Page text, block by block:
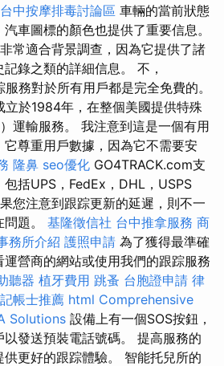
台中按摩排毒討論區 車輛的當前狀態
車圖標的顏色也提供了重要信息。
常適合背景調查，因為它提供了諸
錄之類的詳細信息。 不，
務對於所有用戶都是完全免費的。
於1984年，在整個美國提供特殊
運輸服務。 我注意到這是一個有用
尊重用戶數據，因為它不需要安
隆鼻 seo優化 GO4TRACK.com支
括UPS，FedEx，DHL，USPS
您注意到跟踪更新的延遲，則不一
題。 基隆徵信社 台中推拿服務 商
務所介紹 護照申請 為了獲得最準確
營商的網站或使用我們的跟踪服務
聽器 植牙費用 跳蚤 台胞證申請 律
帳士推薦 html Comprehensive
Solutions 設備上有一個SOS按鈕，
發送預裝電話號碼。 提高服務的
更好的跟踪體驗。 智能托兒所的